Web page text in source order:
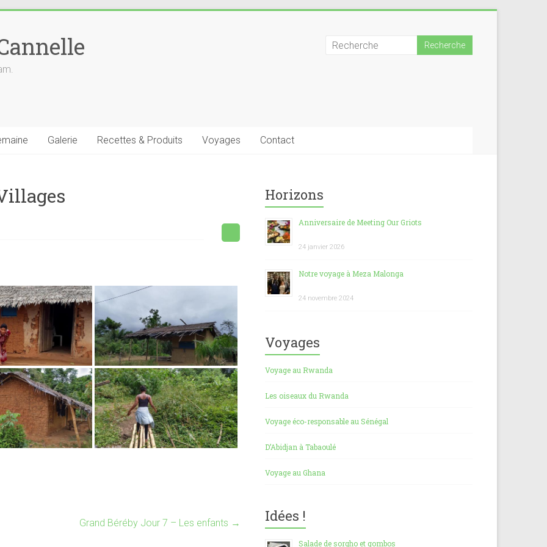
Galerie Recettes & Produits Voyages Contact
Grand Béréby Jour 7 – Les enfants →
Horizons
Anniversaire de Meeting Our Griots
24 janvier 2026
Notre voyage à Meza Malonga
24 novembre 2024
Voyages
Voyage au Rwanda
Les oiseaux du Rwanda
Voyage éco-responsable au Sénégal
D’Abidjan à Tabaoulé
Voyage au Ghana
Idées !
Salade de sorgho et gombos